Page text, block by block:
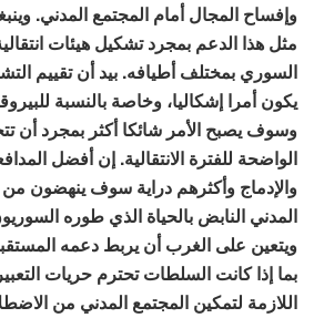
وإفساح المجال أمام المجتمع المدني.
مثل هذا الدعم بمجرد تشكيل هيئات
السوري بمختلف أطيافه. بيد أن تقييم
يكون أمرا إشكاليا، وخاصة بالنسبة
وسوف يصبح الأمر شائكا أكثر بمجرد أن
الواضحة للفترة الانتقالية. إن أفضل
والإدماج وأكثرهم دراية سوف ينهضون
المدني النابض بالحياة الذي طوره
ويتعين على الغرب أن يربط دعمه
بما إذا كانت السلطات تحترم حريات
اللازمة لتمكين المجتمع المدني من